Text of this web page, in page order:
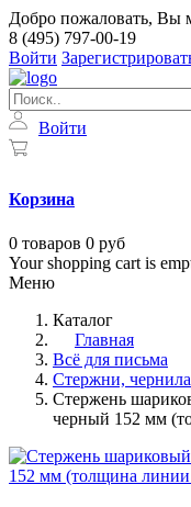
Добро пожаловать, Вы
8 (495) 797-00-19
Войти
Войти
Корзина
0 товаров 0 руб
Your shopping cart is
Меню
Каталог
Главная
Всё для письма
Стержни, чернила
Стержень
черный 152 мм